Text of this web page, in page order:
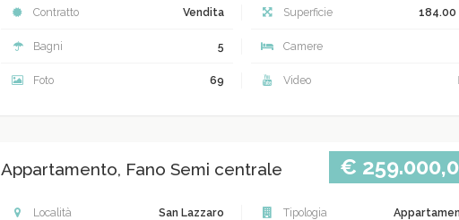
Contratto Vendita Superficie 184.00
Bagni 5 Camere
Foto 69 Video
Appartamento, Fano Semi centrale €
Località San Lazzaro Tipologia